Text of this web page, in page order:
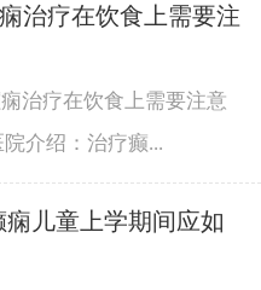
治疗在饮食上需要注
治疗在饮食上需要注意
介绍：治疗癫...
儿童上学期间应如